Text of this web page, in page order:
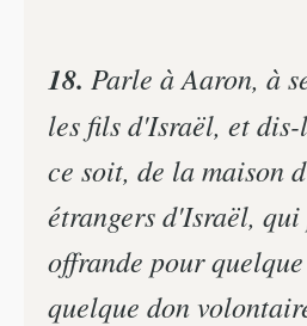
18. Parle à Aaron, à
les fils d'Israël, et
ce soit, de la maison
étrangers d'Israël, qui
offrande pour
quelque don